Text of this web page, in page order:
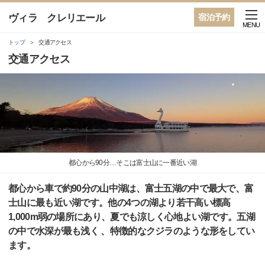
宿泊予約
ヴィラ クレリエール
MENU
トップ 交通アクセス
交通アクセス
都心から90分…そこは富士山に一番近い湖
都心から車で約90分の山中湖は、富士五湖の中で最大で、富
士山に最も近い湖です。他の4つの湖より若干高い標高
1,000m弱の場所にあり、夏でも涼しく心地よい湖です。五湖
の中で水深が最も浅く 、特徴的なクジラのような形をしてい
ます。